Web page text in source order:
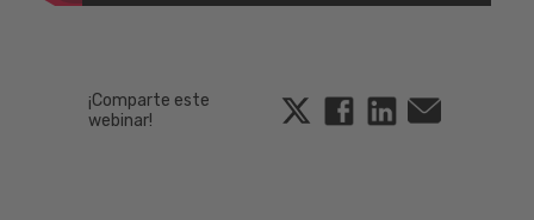
¡Comparte este
webinar!
Twitter FacebookLinkedin